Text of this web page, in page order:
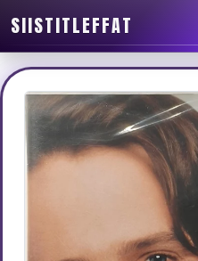
SIISTITLEFFAT